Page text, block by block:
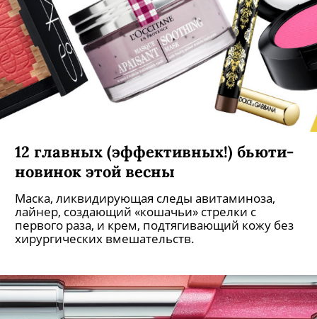
12 главных (эффективных!) бьюти-
новинок этой весны
Маска, ликвидирующая следы авитаминоза,
лайнер, создающий «кошачьи» стрелки с
первого раза, и крем, подтягивающий кожу без
хирургических вмешательств.